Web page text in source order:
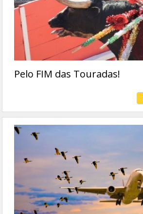
Pelo FIM das Touradas!